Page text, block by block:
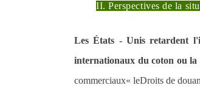
II. Perspectives de la
Les États - Unis retardent
internationaux du coton ou la
commerciaux« leDroits de